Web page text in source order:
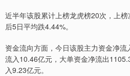
近半年该股累计上榜龙虎榜20次，上
后5日平均跌4.44%。
资金流向方面，今日该股主力资金净
流入10.46亿元，大单资金净流出
入9.23亿元。